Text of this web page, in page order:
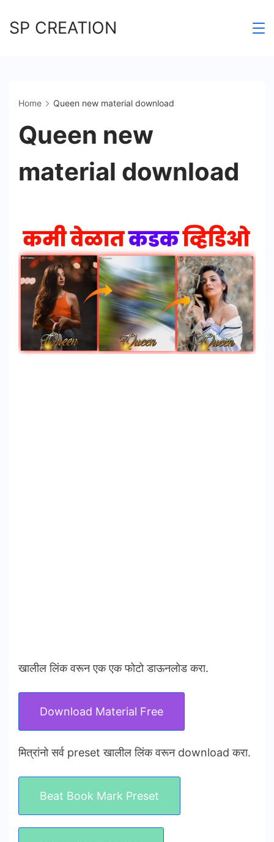
toSP CREATION
Home Queen new material download
Queen new
material download
खालील लिंक वरून एक एक फोटो डाऊनलोड करा.
Download Material Free
मित्रांनो सर्व preset खालील लिंक वरून download करा.
Beat Book Mark Preset